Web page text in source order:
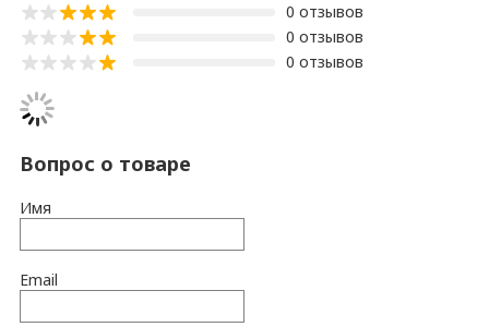
0 отзывов
0 отзывов
0 отзывов
Вопрос о товаре
Имя
Email